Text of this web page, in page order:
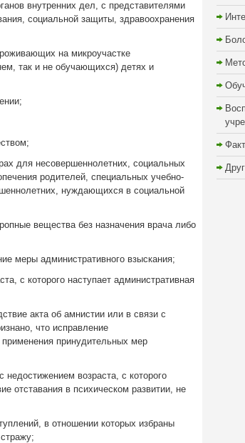
внутренних дел, с представителями
социальной защиты, здравоохранения
на микроучастке
так и не обучающихся) детях и
для несовершеннолетних, социальных
родителей, специальных учебно-
нуждающихся в социальной
вещества без назначения врача либо
меры административного взыскания;
с которого наступает административная
акта об амнистии или в связи с
что исправление
принудительных мер
недостижением возраста, с которого
отставания в психическом развитии, не
в отношении которых избраны